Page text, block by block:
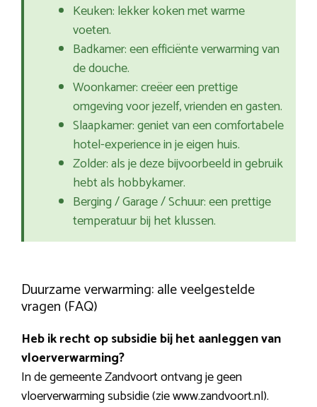
Keuken: lekker koken met warme
voeten.
Badkamer: een efficiënte verwarming van
de douche.
Woonkamer: creëer een prettige
omgeving voor jezelf, vrienden en gasten.
Slaapkamer: geniet van een comfortabele
hotel-experience in je eigen huis.
Zolder: als je deze bijvoorbeeld in gebruik
hebt als hobbykamer.
Berging / Garage / Schuur: een prettige
temperatuur bij het klussen.
Duurzame verwarming: alle veelgestelde
vragen (FAQ)
Heb ik recht op subsidie bij het aanleggen van
vloerverwarming?
In de gemeente Zandvoort ontvang je geen
vloerverwarming subsidie (zie www.zandvoort.nl).